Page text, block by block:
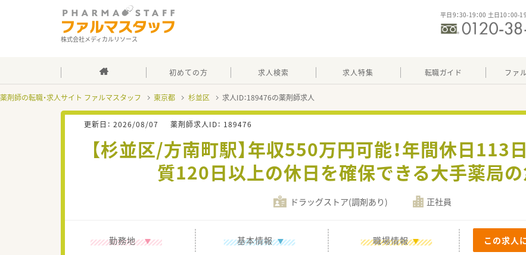
株式会社メディカルリソース
平日9：30-19：00 土日10：00-
初めての方 求人検索 求人特集 転職ガイド ファ
薬剤師の転職・求人サイト ファルマスタッフ 東京都 杉並区 求人ID：189476の薬剤師求人
更新日： 2026/08/07 薬剤師求人ID： 189476
【杉並区/方南町駅】年収550万円可能！年間休日
質120日以上の休日を確保できる大手薬局の
ドラッグストア(調剤あり) 正社員
勤務地 基本情報 職場情報 この求人